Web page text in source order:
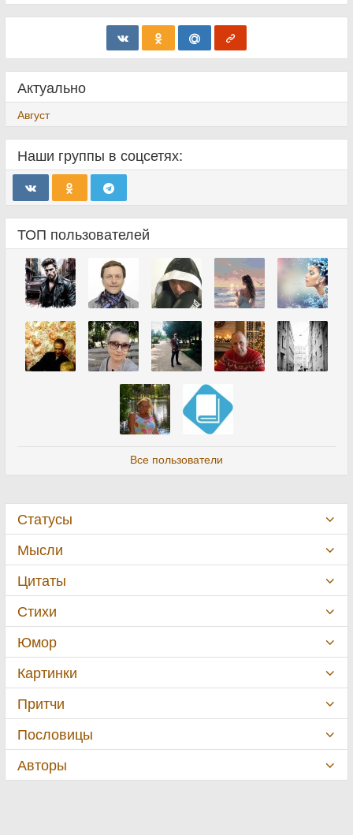
Актуально
Август
Наши группы в соцсетях:
ТОП пользователей
Все пользователи
Статусы
Мысли
Цитаты
Стихи
Юмор
Картинки
Притчи
Пословицы
Авторы